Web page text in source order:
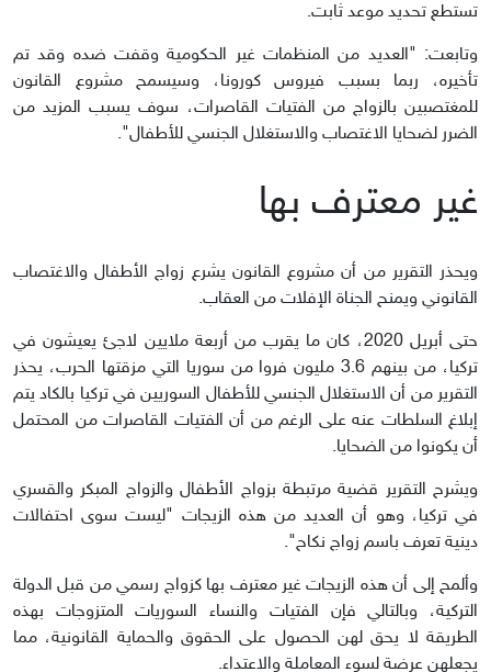
تستطع تحديد موعد ثابت.
وتابعت: "العديد من المنظمات غير الحكومية وقفت ضده وقد تم
تأخيره، ربما بسبب فيروس كورونا، وسيسمح مشروع القانون
للمغتصبين بالزواج من الفتيات القاصرات، سوف يسبب المزيد من
الضرر لضحايا الاغتصاب والاستغلال الجنسي للأطفال".
غير معترف بها
ويحذر التقرير من أن مشروع القانون يشرع زواج الأطفال والاغتصاب
القانوني ويمنح الجناة الإفلات من العقاب.
حتى أبريل 2020، كان ما يقرب من أربعة ملايين لاجئ يعيشون في
تركيا، من بينهم 3.6 مليون فروا من سوريا التي مزقتها الحرب، يحذر
التقرير من أن الاستغلال الجنسي للأطفال السوريين في تركيا بالكاد يتم
إبلاغ السلطات عنه على الرغم من أن الفتيات القاصرات من المحتمل
أن يكونوا من الضحايا.
ويشرح التقرير قضية مرتبطة بزواج الأطفال والزواج المبكر والقسري
في تركيا، وهو أن العديد من هذه الزيجات "ليست سوى احتفالات
دينية تعرف باسم زواج نكاح".
وألمح إلى أن هذه الزيجات غير معترف بها كزواج رسمي من قبل الدولة
التركية، وبالتالي فإن الفتيات والنساء السوريات المتزوجات بهذه
الطريقة لا يحق لهن الحصول على الحقوق والحماية القانونية، مما
يجعلهن عرضة لسوء المعاملة والاعتداء.